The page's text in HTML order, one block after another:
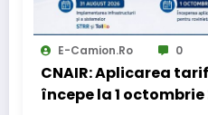
E-Camion.ro 0
CNAIR: Aplicarea
începe la 1 octombrie